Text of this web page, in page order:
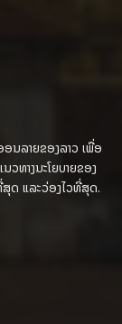
ອນລາຍຂອງລາວ ເພື່ອ
ທາງນະໂຍບາຍຂອງ
ດ ແລະວ່ອງໄວທີ່ສຸດ.